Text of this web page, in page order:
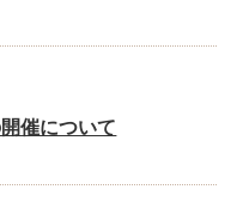
催について